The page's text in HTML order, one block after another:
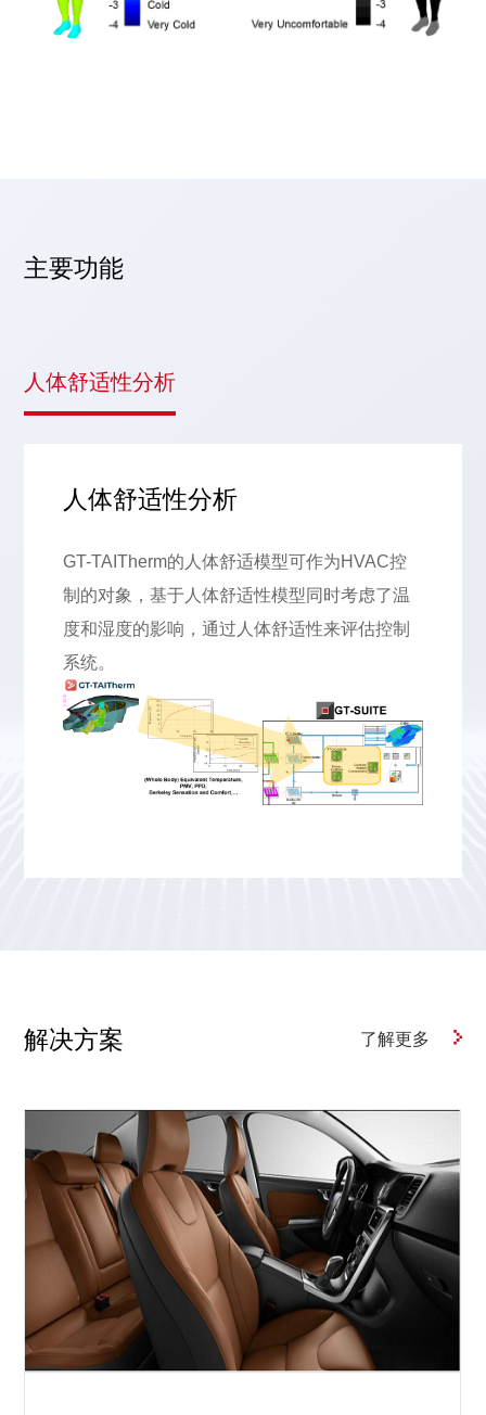
主要功能
人体舒适性分析
人体舒适性分析
GT-TAITherm的人体舒适模型可作为HVAC控
制的对象，基于人体舒适性模型同时考虑了温
度和湿度的影响，通过人体舒适性来评估控制
系统。
解决方案 了解更多